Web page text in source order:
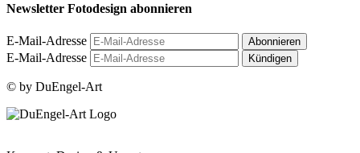
Newsletter Fotodesign abonnieren
E-Mail-Adresse
E-Mail-Adresse
© by DuEngel-Art